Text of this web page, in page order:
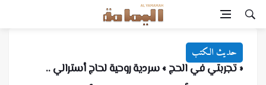
حديث الكتب
« تجربتي في الحج » سردية روحية لحاج أسترالي ..